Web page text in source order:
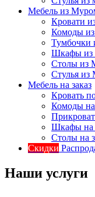
Мебель из
Кровати
Комоды
Тумбочки
Шкафы из
Столы из
Стулья из
Мебель на заказ
Кровать
Комоды на
Шкафы на
Столы на
Скидки
Наши услуги